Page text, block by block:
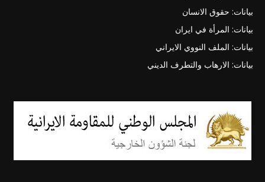
بيانات: حقوق الانسان
بيانات: المرأة في ايران
بيانات: الملف النووي الايراني
بيانات: الارهاب والتطرف الديني